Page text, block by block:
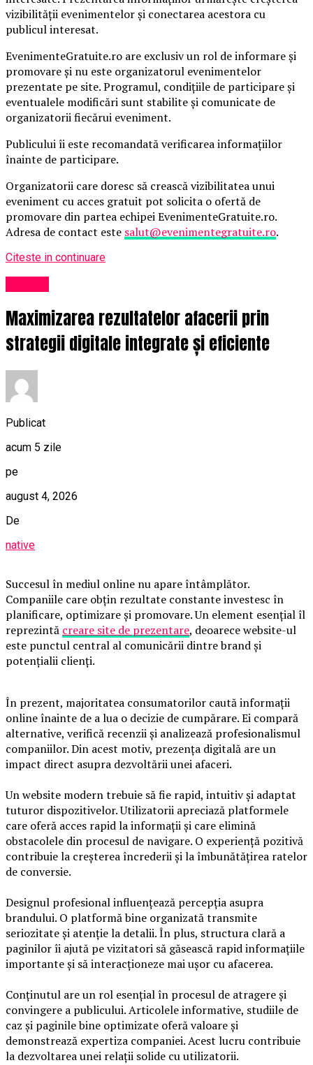
vizibilității evenimentelor și conectarea acestora cu
publicul interesat.
EvenimenteGratuite.ro are exclusiv un rol de informare și
promovare și nu este organizatorul evenimentelor
prezentate pe site. Programul, condițiile de participare și
eventualele modificări sunt stabilite și comunicate de
organizatorii fiecărui eveniment.
Publicului îi este recomandată verificarea informațiilor
înainte de participare.
Organizatorii care doresc să crească vizibilitatea unui
eveniment cu acces gratuit pot solicita o ofertă de
promovare din partea echipei EvenimenteGratuite.ro.
Adresa de contact este salut@evenimentegratuite.ro.
Citeste in continuare
Maximizarea rezultatelor afacerii prin
strategii digitale integrate și eficiente
Publicat
acum 5 zile
pe
august 4, 2026
De
native
Succesul în mediul online nu apare întâmplător.
Companiile care obțin rezultate constante investesc în
planificare, optimizare și promovare. Un element esențial îl
reprezintă creare site de prezentare, deoarece website-ul
este punctul central al comunicării dintre brand și
potențialii clienți.
În prezent, majoritatea consumatorilor caută informații
online înainte de a lua o decizie de cumpărare. Ei compară
alternative, verifică recenzii și analizează profesionalismul
companiilor. Din acest motiv, prezența digitală are un
impact direct asupra dezvoltării unei afaceri.
Un website modern trebuie să fie rapid, intuitiv și adaptat
tuturor dispozitivelor. Utilizatorii apreciază platformele
care oferă acces rapid la informații și care elimină
obstacolele din procesul de navigare. O experiență pozitivă
contribuie la creșterea încrederii și la îmbunătățirea ratelor
de conversie.
Designul profesional influențează percepția asupra
brandului. O platformă bine organizată transmite
seriozitate și atenție la detalii. În plus, structura clară a
paginilor îi ajută pe vizitatori să găsească rapid informațiile
importante și să interacționeze mai ușor cu afacerea.
Conținutul are un rol esențial în procesul de atragere și
convingere a publicului. Articolele informative, studiile de
caz și paginile bine optimizate oferă valoare și
demonstrează expertiza companiei. Acest lucru contribuie
la dezvoltarea unei relații solide cu utilizatorii.